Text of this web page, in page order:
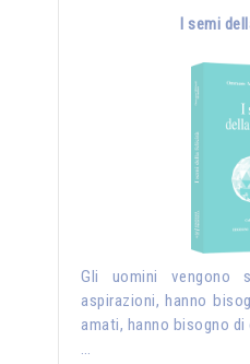
I semi
Gli uomini vengono
aspirazioni, hanno
amati, hanno bisogno
…